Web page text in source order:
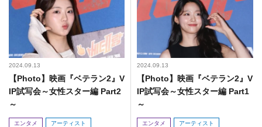
2024.09.13
【Photo】映画『ベテラン2』V
IP試写会～女性スター編 Part2
～
エンタメ アーティスト
2024.09.13
【Photo】映画『ベテラン2』V
IP試写会～女性スター編 Part1
～
エンタメ アーティスト